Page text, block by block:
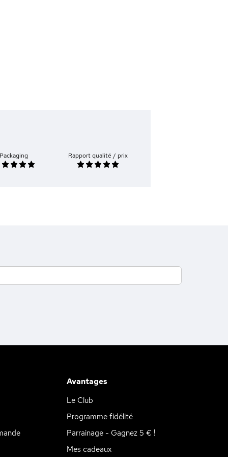
Packaging Rapport qualité / prix
Avantages
Le Club
Programme fidélité
Parrainage - Gagnez 5 € !
Mes cadeaux